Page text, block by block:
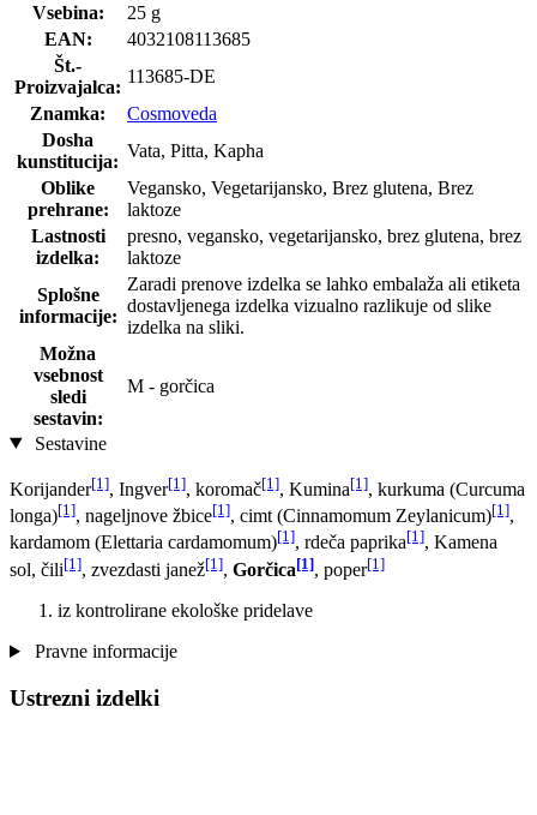
Vsebina:
25 g
EAN:
4032108113685
Št.-
Proizvajalca:
113685-DE
Znamka:
Cosmoveda
Dosha
kunstitucija:
Vata, Pitta, Kapha
Oblike
prehrane:
Vegansko, Vegetarijansko, Brez glutena, Brez
laktoze
Lastnosti
izdelka:
presno, vegansko, vegetarijansko, brez glutena, brez
laktoze
Splošne
informacije:
Zaradi prenove izdelka se lahko embalaža ali etiketa
dostavljenega izdelka vizualno razlikuje od slike
izdelka na sliki.
Možna
vsebnost
sledi
sestavin:
M - gorčica
Sestavine
Korijander[1], Ingver[1], koromač[1], Kumina[1], kurkuma (Curcuma
longa)[1], nageljnove žbice[1], cimt (Cinnamomum Zeylanicum)[1],
kardamom (Elettaria cardamomum)[1], rdeča paprika[1], Kamena
sol, čili[1], zvezdasti janež[1], Gorčica[1], poper[1]
iz kontrolirane ekološke pridelave
Pravne informacije
Ustrezni izdelki